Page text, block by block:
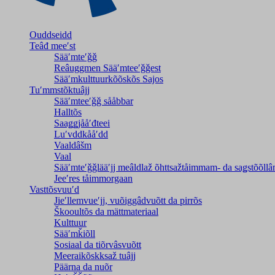
Ouddseidd
Teâđ meeʹst
Sääʹmteʹǧǧ
Reâuggmen Sääʹmteeʹǧǧest
Sääʹmkulttuurkõõskõs Sajos
Tuʹmmstõktuâjj
Sääʹmteeʹǧǧ sååbbar
Halltõs
Saaǥǥjååʹđteei
Luʹvddkååʹdd
Vaaldâšm
Vaal
Sääʹmteʹǧǧlääʹjj meâldlaž õhttsažtåimmam- da
Jeeʹres tåimmorgaan
Vasttõsvuuʹd
Jieʹllemvueʹjj, vuõiggâdvuõtt da pirrõs
Škooultõs da mättmateriaal
Kulttuur
Sääʹmǩiõll
Sosiaal da tiõrvâsvuõtt
Meeraikõskksaž tuâjj
Päärna da nuõr